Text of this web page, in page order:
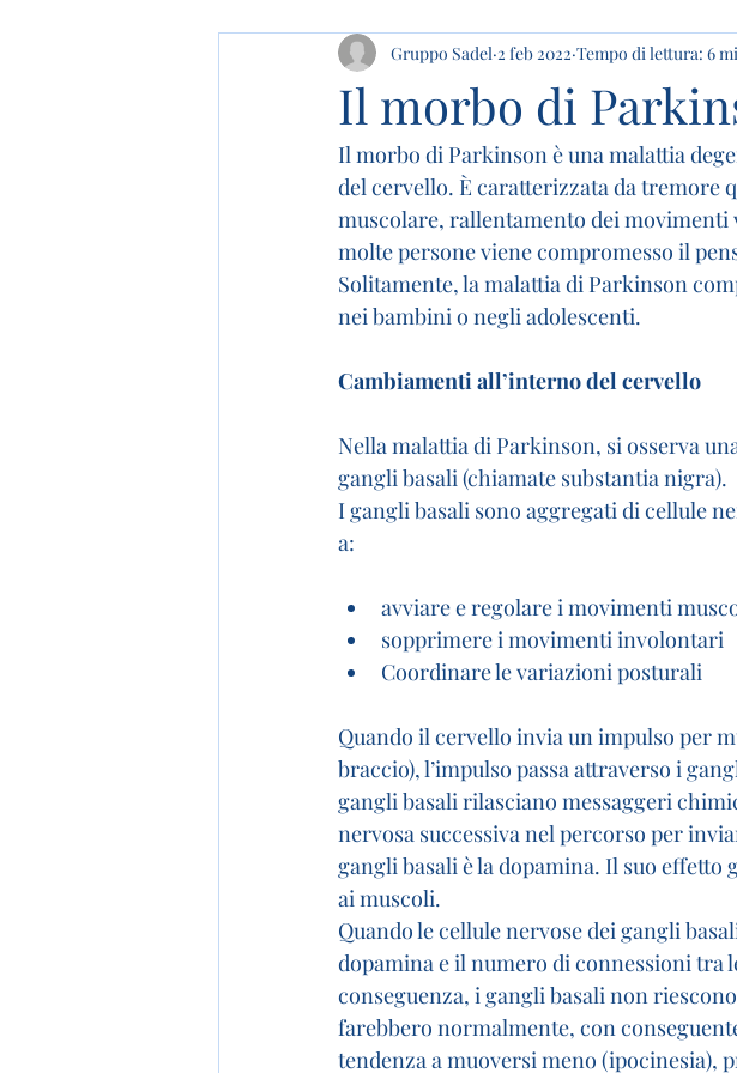
Il morbo di
Gruppo Sadel 2 feb 2022 Tempo di lettura: 6
Il morbo di Parkinson è una malattia
del cervello. È caratterizzata da tremore
muscolare, rallentamento dei
molte persone viene compromesso il
Solitamente, la malattia di Parkinson
nei bambini o negli adolescenti.
Cambiamenti all’interno del cervello
Nella malattia di Parkinson, si osserva
gangli basali (chiamate substantia nigra).
I gangli basali sono aggregati di cellule
a:
avviare e regolare i movimenti
sopprimere i movimenti involontari
Coordinare le variazioni posturali
Quando il cervello invia un impulso per
braccio), l’impulso passa attraverso i
gangli basali rilasciano messaggeri
nervosa successiva nel percorso per
gangli basali è la dopamina. Il suo
ai muscoli.
Quando le cellule nervose dei gangli
dopamina e il numero di connessioni tra
conseguenza, i gangli basali non
farebbero normalmente, con
tendenza a muoversi meno (ipocinesia),